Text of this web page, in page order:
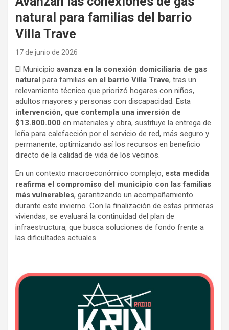
natural para familias del barrio
Villa Trave
17 de junio de 2026
El Municipio avanza en la conexión domiciliaria de gas
natural para familias en el barrio Villa Trave, tras un
relevamiento técnico que priorizó hogares con niños,
adultos mayores y personas con discapacidad. Esta
intervención, que contempla una inversión de
$13.800.000 en materiales y obra, sustituye la entrega de
leña para calefacción por el servicio de red, más seguro y
permanente, optimizando así los recursos en beneficio
directo de la calidad de vida de los vecinos.
En un contexto macroeconómico complejo, esta medida
reafirma el compromiso del municipio con las familias
más vulnerables, garantizando un acompañamiento
durante este invierno. Con la finalización de estas primeras
viviendas, se evaluará la continuidad del plan de
infraestructura, que busca soluciones de fondo frente a
las dificultades actuales.